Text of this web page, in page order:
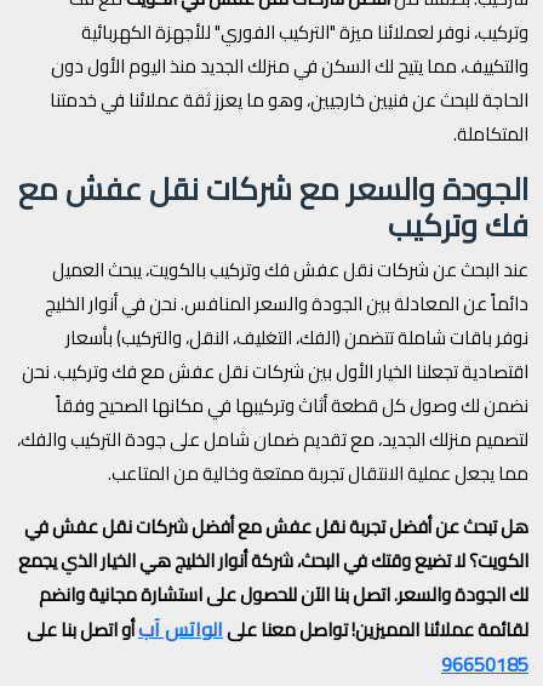
وتركيب، نوفر لعملائنا ميزة "التركيب الفوري" للأجهزة الكهربائية
والتكييف، مما يتيح لك السكن في منزلك الجديد منذ اليوم الأول دون
الحاجة للبحث عن فنيين خارجيين، وهو ما يعزز ثقة عملائنا في خدمتنا
المتكاملة.
الجودة والسعر مع شركات نقل عفش مع
فك وتركيب
عند البحث عن شركات نقل عفش فك وتركيب بالكويت، يبحث العميل
دائماً عن المعادلة بين الجودة والسعر المنافس. نحن في أنوار الخليج
نوفر باقات شاملة تتضمن (الفك، التغليف، النقل، والتركيب) بأسعار
اقتصادية تجعلنا الخيار الأول بين شركات نقل عفش مع فك وتركيب. نحن
نضمن لك وصول كل قطعة أثاث وتركيبها في مكانها الصحيح وفقاً
لتصميم منزلك الجديد، مع تقديم ضمان شامل على جودة التركيب والفك،
مما يجعل عملية الانتقال تجربة ممتعة وخالية من المتاعب.
هل تبحث عن أفضل تجربة نقل عفش مع أفضل شركات نقل عفش في
الكويت؟ لا تضيع وقتك في البحث، شركة أنوار الخليج هي الخيار الذي يجمع
لك الجودة والسعر. اتصل بنا الآن للحصول على استشارة مجانية وانضم
لقائمة عملائنا المميزين! تواصل معنا علىالواتس آبأو اتصل بنا على
96650185